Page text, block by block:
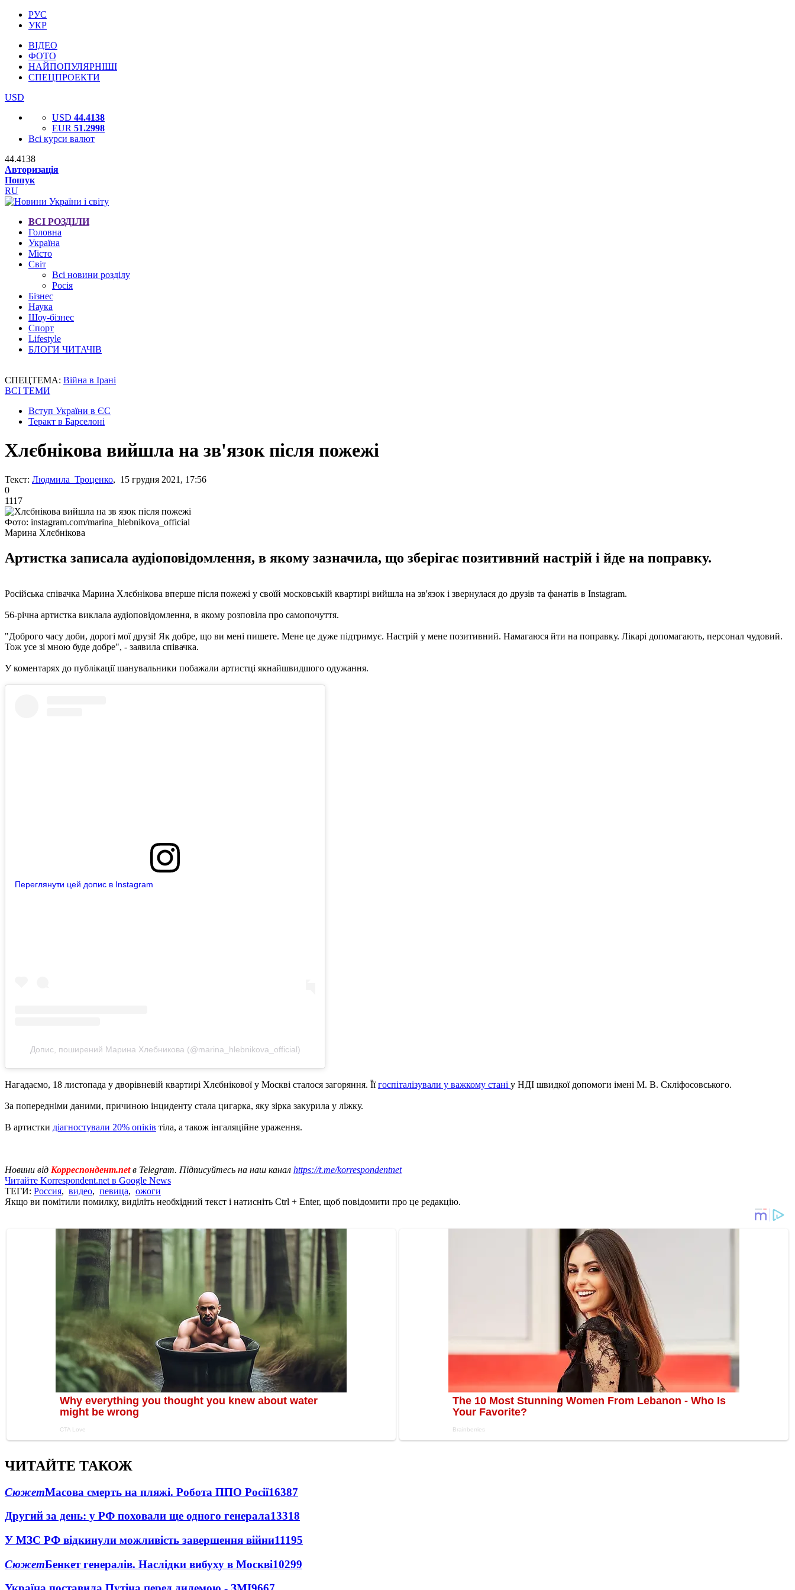
РУС
УКР
ВІДЕО
ФОТО
НАЙПОПУЛЯРНІШІ
СПЕЦПРОЕКТИ
USD
USD 44.4138
EUR 51.2998
Всі курси валют
44.4138
Авторизація
Пошук
RU
ВСІ РОЗДІЛИ
Головна
Україна
Місто
Світ
Всі новини розділу
Росія
Бізнес
Наука
Шоу-бізнес
Спорт
Lifestyle
БЛОГИ ЧИТАЧІВ
СПЕЦТЕМА: Війна в Ірані
ВСІ ТЕМИ
Вступ України в ЄС
Теракт в Барселоні
Хлєбнікова вийшла на зв'язок після пожежі
Текст: Людмила Троценко, 15 грудня 2021, 17:56
0
1117
Фото: instagram.com/marina_hlebnikova_official
Марина Хлєбнікова
Артистка записала аудіоповідомлення, в якому зазначила, що зберігає позитивний настрій і йде на поправку.
Російська співачка Марина Хлєбнікова вперше після пожежі у своїй московській квартирі вийшла на зв'язок і звернулася до друзів та фанатів в Instagram.
56-річна артистка виклала аудіоповідомлення, в якому розповіла про самопочуття.
"Доброго часу доби, дорогі мої друзі! Як добре, що ви мені пишете. Мене це дуже підтримує. Настрій у мене позитивний. Намагаюся йти на поправку. Лікарі допомагають, персонал чудовий.
Тож усе зі мною буде добре", - заявила співачка.
У коментарях до публікації шанувальники побажали артистці якнайшвидшого одужання.
Переглянути цей допис в Instagram
Допис, поширений Марина Хлебникова (@marina_hlebnikova_official)
Нагадаємо, 18 листопада у дворівневій квартирі Хлєбнікової у Москві сталося загоряння. Їїгоспіталізували у важкому стані у НДІ швидкої допомоги імені М. В. Скліфосовського.
За попередніми даними, причиною інциденту стала цигарка, яку зірка закурила у ліжку.
В артистки діагностували 20% опіків тіла, а також інгаляційне ураження.
Новини від Корреспондент.netв Telegram. Підписуйтесь на наш канал https://t.me/korrespondentnet
Читайте Korrespondent.net в Google News
ТЕГИ: Россия, видео, певица, ожоги
Якщо ви помітили помилку, виділіть необхідний текст і натисніть Ctrl + Enter, щоб повідомити про це редакцію.
ЧИТАЙТЕ ТАКОЖ
СюжетМасова смерть на пляжі. Робота ППО Росії16387
Другий за день: у РФ поховали ще одного генерала13318
У МЗС РФ відкинули можливість завершення війни11195
СюжетБенкет генералів. Наслідки вибуху в Москві10299